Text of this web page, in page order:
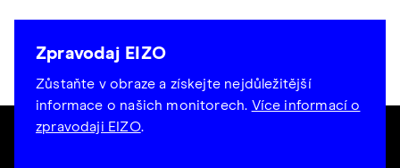
Zpravodaj EIZO
Zůstaňte v obraze a získejte nejdůležitější
informace o našich monitorech. Více informací o
zpravodaji EIZO.